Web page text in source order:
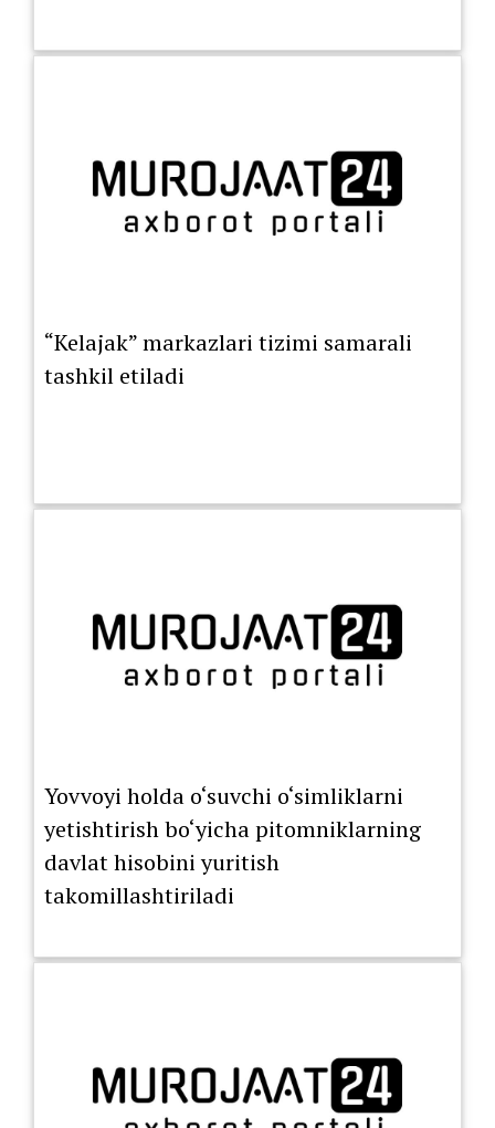
“Kelajak” markazlari tizimi samarali
tashkil etiladi
Yovvoyi holda o‘suvchi o‘simliklarni
yetishtirish bo‘yicha pitomniklarning
davlat hisobini yuritish
takomillashtiriladi